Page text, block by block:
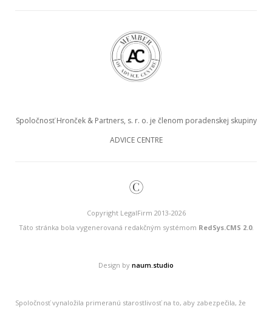
Spoločnosť Hronček & Partners, s. r. o. je členom poradenskej skupiny
ADVICE CENTRE
©
Copyright LegalFirm 2013-2026
Táto stránka bola vygenerovaná redakčným systémom RedSys.CMS 2.0.
Design by naum.studio
Spoločnosť vynaložila primeranú starostlivosť na to, aby zabezpečila, že